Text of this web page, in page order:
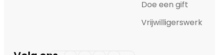
Doe een gift
Vrijwilligerswerk